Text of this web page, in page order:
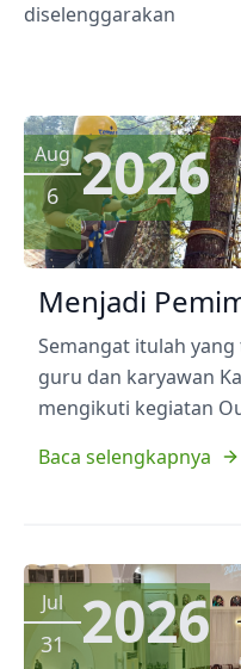
diselenggarakan
Aug
6 2026
Menjadi
Semangat itulah
guru dan karyawan
mengikuti kegiatan
Baca selengkapnya
Jul
31 2026